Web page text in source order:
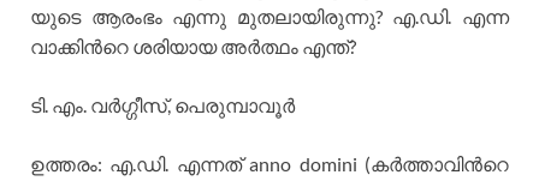
യുടെ ആരംഭം എന്നു മുതലായിരുന്നു? എ.ഡി. എന്ന
വാക്കിന്‍റെ ശരിയായ അര്‍ത്ഥം എന്ത്?
ടി. എം. വര്‍ഗ്ഗീസ്, പെരുമ്പാവൂര്‍
ഉത്തരം: എ.ഡി. എന്നത് anno domini (കര്‍ത്താവിന്‍റെ